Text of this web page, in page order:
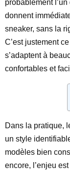
probablement
donnent
sneaker, sans la
C’est justement
s’adaptent à
confortables et
Dans la pratique,
un style
modèles bien
encore, l’enjeu